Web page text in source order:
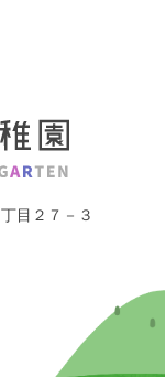
目２７－３